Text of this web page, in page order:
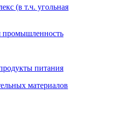
(в т.ч. угольная
промышленность
питания
материалов